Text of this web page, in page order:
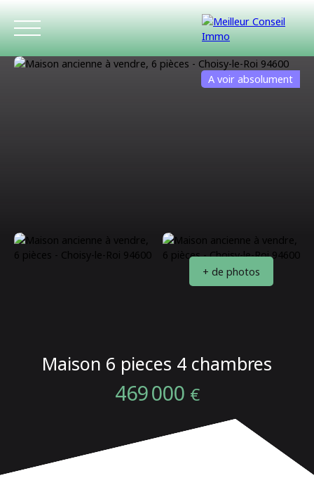
A voir absolument
+ de photos
Maison 6 pieces 4 chambres
469 000 €